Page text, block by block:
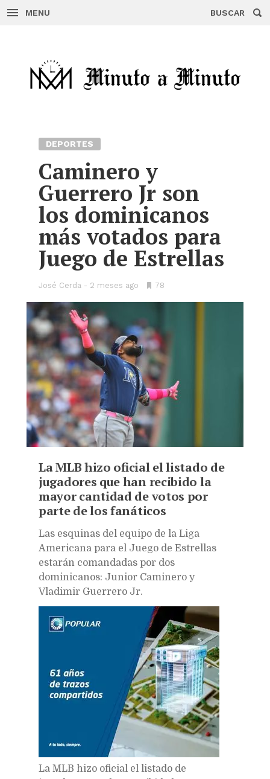
MENU BUSCAR
DEPORTES
Caminero y
Guerrero Jr son
los dominicanos
más votados para
Juego de Estrellas
José Cerda 2 meses ago
•78
La MLB hizo oficial el listado de
jugadores que han recibido la
mayor cantidad de votos por
parte de los fanáticos
Las esquinas del equipo de la Liga
Americana para el Juego de Estrellas
estarán comandadas por dos
dominicanos: Junior Caminero y
Vladimir Guerrero Jr.
La MLB hizo oficial el listado de